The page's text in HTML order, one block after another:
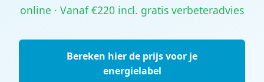
online · Vanaf €220 incl. gratis verbeteradvies
Bereken hier de prijs voor je
energielabel